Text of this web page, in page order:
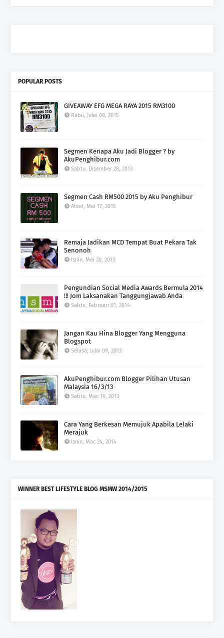
POPULAR POSTS
GIVEAWAY EFG MEGA RAYA 2015 RM3100
Rabu, Julai 08, 2015
Segmen Kenapa Aku Jadi Blogger ? by
AkuPenghibur.com
Sabtu, Disember 28, 2013
Segmen Cash RM500 2015 by Aku Penghibur
Ahad, Mei 17, 2015
Remaja Jadikan MCD Tempat Buat Pekara Tak
Senonoh
Isnin, Mei 20, 2013
Pengundian Social Media Awards Bermula 2014
!!! Jom Laksanakan Tanggungjawab Anda
Sabtu, Februari 01, 2014
Jangan Kau Hina Blogger Yang Mengguna
Blogspot
Selasa, Julai 09, 2013
AkuPenghibur.com Blogger Pilihan Utusan
Malaysia 16/3/13
Sabtu, Mac 16, 2013
Cara Yang Berkesan Memujuk Apabila Lelaki
Merajuk
Isnin, Mac 24, 2014
WINNER BEST LIFESTYLE BLOG MSMW 2014/2015